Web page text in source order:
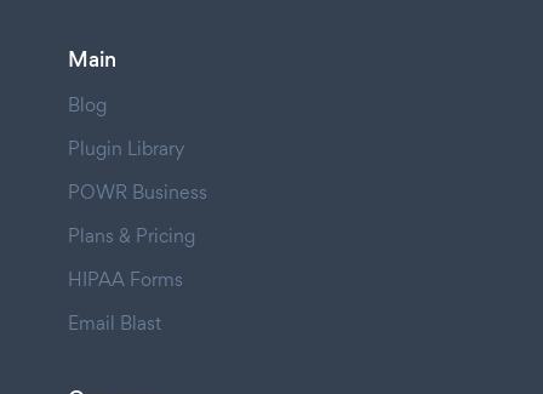
Main
Blog
Plugin Library
POWR Business
Plans & Pricing
HIPAA Forms
Email Blast